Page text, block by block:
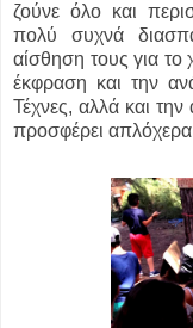
ζούνε όλο και
πολύ συχνά
αίσθηση τους για
έκφραση και την
Τέχνες, αλλά και
προσφέρει απλόχερα